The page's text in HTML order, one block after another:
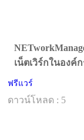
เน็ตเวิร์กในองค์
ฟรีแวร์
ดาวน์โหลด : 5